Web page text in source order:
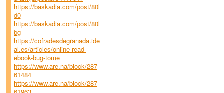
https://baskadia.com/post/80l
d0
https://baskadia.com/post/80l
bg
https://cofradesdegranada.ide
al.es/articles/online-read-
ebook-bug-tome
https://www.are.na/block/287
61484
https://www.are.na/block/287